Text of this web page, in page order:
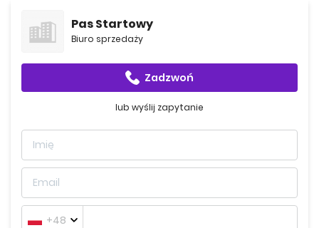
harmonogramu budowy dostępne są u przedstawiciela
inwestycji. Najszybszym i najwygodniejszym sposobem na
formularz kontaktowy.
Pas Startowy
Biuro sprzedaży
Zadzwoń
lub wyślij zapytanie
+48